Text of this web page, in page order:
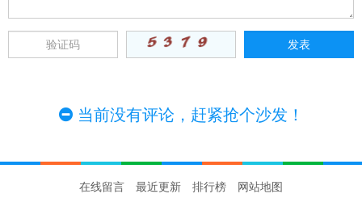
当前没有评论，赶紧抢个沙发！
在线留言 最近更新 排行榜 网站地图